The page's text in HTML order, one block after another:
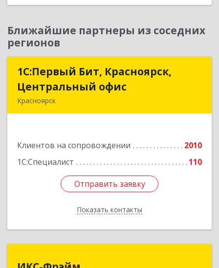
Ближайшие партнеры из соседних
регионов
1С:Первый Бит, Красноярск,
Центральный офис
Красноярск
Клиентов на сопровождении
2010
1С:Специалист
110
Отправить заявку
Показать контакты
1С:Первый Бит, Красноярск,
Центральный офис
Подробнее
Отправить заявку
Назад